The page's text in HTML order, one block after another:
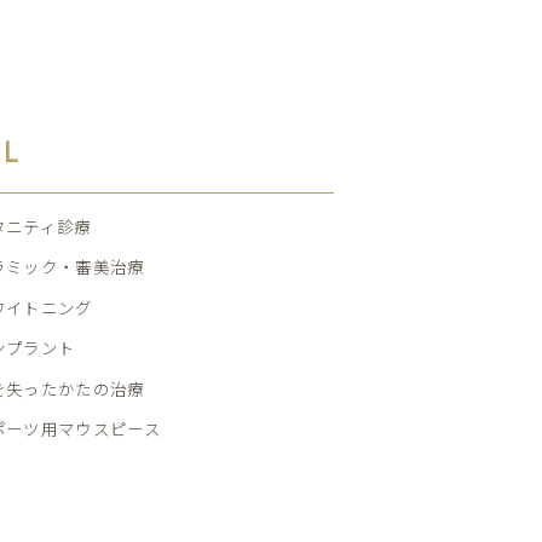
ニティ診療
ミック・審美治療
イトニング
プラント
失ったかたの治療
ーツ用マウスピース